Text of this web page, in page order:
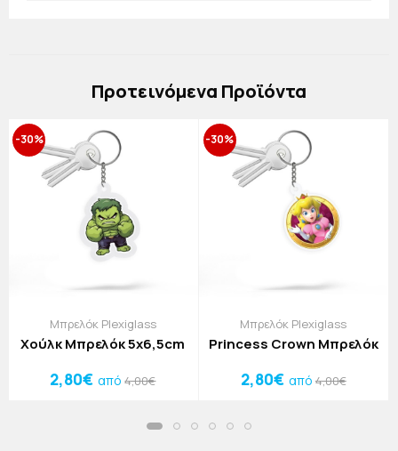
Πρoτεινόμενα Προϊόντα
-30%
Μπρελόκ Plexiglass
Χούλκ Μπρελόκ 5x6,5cm
2,80€ από4,00€
-30%
Μπρελόκ Plexiglass
Princess Crown Μπρελόκ
2,80€ από 4,00€